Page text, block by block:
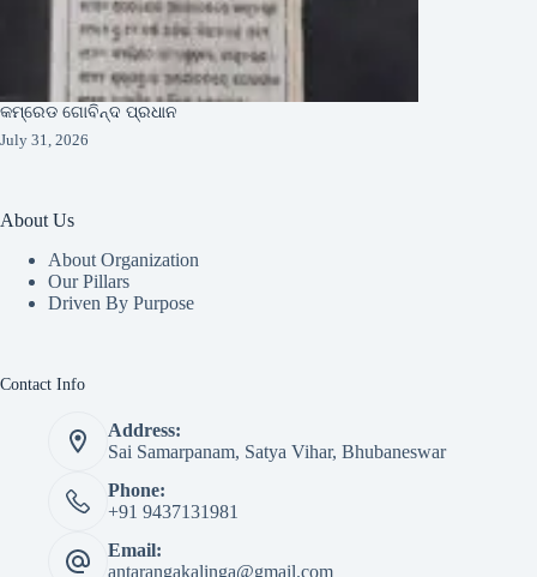
କମ୍ରେଡ ଗୋବିନ୍ଦ ପ୍ରଧାନ
July 31, 2026
About Us
About Organization
Our Pillars
Driven By Purpose​
Contact Info
Address:
Sai Samarpanam, Satya Vihar, Bhubaneswar
Phone:
+91 9437131981
Email:
antarangakalinga@gmail.com